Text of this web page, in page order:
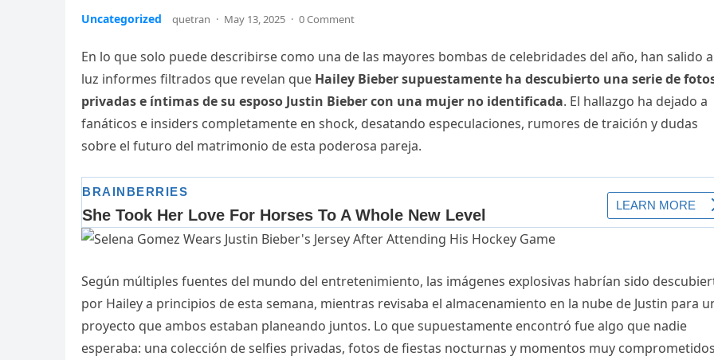
Uncategorized quetran · May 13, 2025 · 0 Comment
En lo que solo puede describirse como una de las mayores bombas de celebridades del año, han salido
luz informes filtrados que revelan que Hailey Bieber supuestamente ha descubierto una serie de
privadas e íntimas de su esposo Justin Bieber con una mujer no identificada. El hallazgo ha dejado a
fanáticos e insiders completamente en shock, desatando especulaciones, rumores de traición y dudas
sobre el futuro del matrimonio de esta poderosa pareja.
Según múltiples fuentes del mundo del entretenimiento, las imágenes explosivas habrían sido
por Hailey a principios de esta semana, mientras revisaba el almacenamiento en la nube de Justin para
proyecto que ambos estaban planeando juntos. Lo que supuestamente encontró fue algo que nadie
esperaba: una colección de selfies privadas, fotos de fiestas nocturnas y momentos muy comprometidos